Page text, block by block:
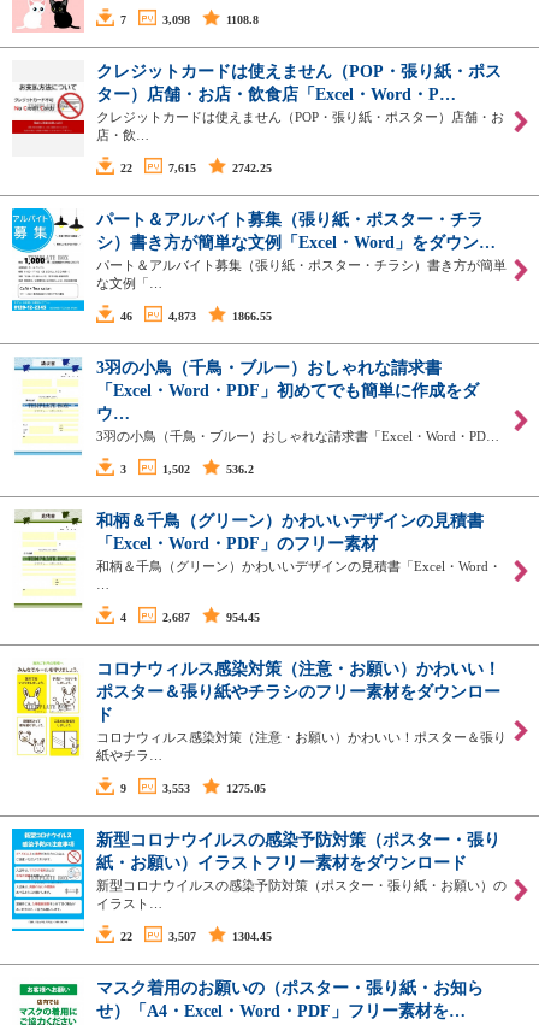
7 3,098 1108.8
クレジットカードは使えません（POP・張り紙・ポス
ター）店舗・お店・飲食店「Excel・Word・P…
クレジットカードは使えません（POP・張り紙・ポスター）店舗・お
店・飲…
22 7,615 2742.25
パート＆アルバイト募集（張り紙・ポスター・チラ
シ）書き方が簡単な文例「Excel・Word」をダウン…
パート＆アルバイト募集（張り紙・ポスター・チラシ）書き方が簡単
な文例「…
46 4,873 1866.55
3羽の小鳥（千鳥・ブルー）おしゃれな請求書
「Excel・Word・PDF」初めてでも簡単に作成をダ
ウ…
3羽の小鳥（千鳥・ブルー）おしゃれな請求書「Excel・Word・PD…
3 1,502 536.2
和柄＆千鳥（グリーン）かわいいデザインの見積書
「Excel・Word・PDF」のフリー素材
和柄＆千鳥（グリーン）かわいいデザインの見積書「Excel・Word・
4 2,687 954.45
コロナウィルス感染対策（注意・お願い）かわいい！
ポスター＆張り紙やチラシのフリー素材をダウンロー
ド
コロナウィルス感染対策（注意・お願い）かわいい！ポスター＆張り
紙やチラ…
9 3,553 1275.05
新型コロナウイルスの感染予防対策（ポスター・張り
紙・お願い）イラストフリー素材をダウンロード
新型コロナウイルスの感染予防対策（ポスター・張り紙・お願い）の
イラスト…
22 3,507 1304.45
マスク着用のお願いの（ポスター・張り紙・お知ら
せ）「A4・Excel・Word・PDF」フリー素材を…